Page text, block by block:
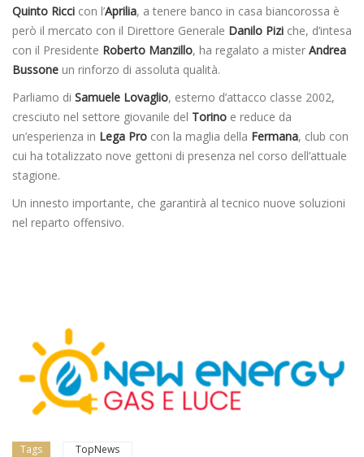
Quinto Ricci con l’Aprilia, a tenere banco in casa biancorossa è
però il mercato con il Direttore Generale Danilo Pizi che, d’intesa
con il Presidente Roberto Manzillo, ha regalato a mister Andrea
Bussone un rinforzo di assoluta qualità.
Parliamo di Samuele Lovaglio, esterno d’attacco classe 2002,
cresciuto nel settore giovanile del Torino e reduce da
un’esperienza in Lega Pro con la maglia della Fermana, club con
cui ha totalizzato nove gettoni di presenza nel corso dell’attuale
stagione.
Un innesto importante, che garantirà al tecnico nuove soluzioni
nel reparto offensivo.
Tags TopNews